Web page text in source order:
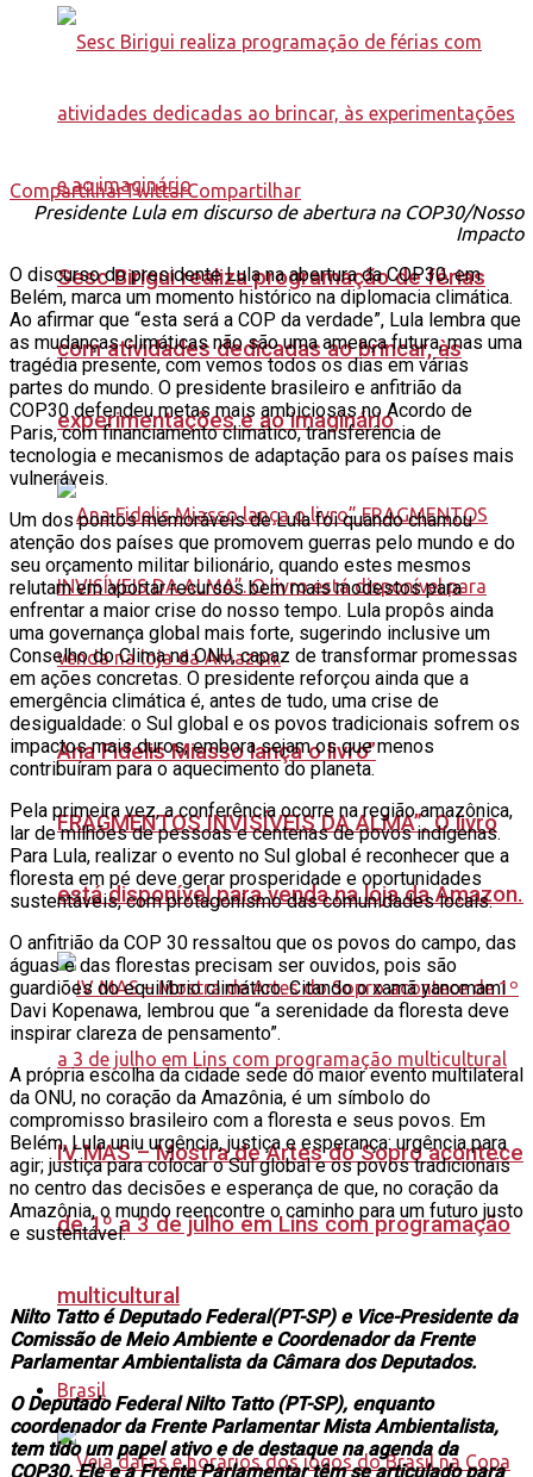
Sesc Birigui realiza programação de férias
com atividades dedicadas ao brincar, às
experimentações e ao imaginário
Ana Fidelis Miasso lança o livro”
FRAGMENTOS INVISÍVEIS DA ALMA”. O livro
está disponível para venda na loja da Amazon.
IV MAS – Mostra de Artes do Sopro acontece
de 1º a 3 de julho em Lins com programação
multicultural
Brasil
CompartilharTwittarCompartilhar
Presidente Lula em discurso de abertura na COP30/Nosso
Impacto
O discurso do presidente Lula na abertura da COP30, em
Belém, marca um momento histórico na diplomacia climática.
Ao afirmar que “esta será a COP da verdade”, Lula lembra que
as mudanças climáticas não são uma ameaça futura, mas uma
tragédia presente, com vemos todos os dias em várias
partes do mundo. O presidente brasileiro e anfitrião da
COP30 defendeu metas mais ambiciosas no Acordo de
Paris, com financiamento climático, transferência de
tecnologia e mecanismos de adaptação para os países mais
vulneráveis.
Um dos pontos memoráveis de Lula foi quando chamou
atenção dos países que promovem guerras pelo mundo e do
seu orçamento militar bilionário, quando estes mesmos
relutam em aportar recursos bem mais modestos para
enfrentar a maior crise do nosso tempo. Lula propôs ainda
uma governança global mais forte, sugerindo inclusive um
Conselho do Clima na ONU, capaz de transformar promessas
em ações concretas. O presidente reforçou ainda que a
emergência climática é, antes de tudo, uma crise de
desigualdade: o Sul global e os povos tradicionais sofrem os
impactos mais duros, embora sejam os que menos
contribuíram para o aquecimento do planeta.
Pela primeira vez, a conferência ocorre na região amazônica,
lar de milhões de pessoas e centenas de povos indígenas.
Para Lula, realizar o evento no Sul global é reconhecer que a
floresta em pé deve gerar prosperidade e oportunidades
sustentáveis, com protagonismo das comunidades locais.
O anfitrião da COP 30 ressaltou que os povos do campo, das
águas e das florestas precisam ser ouvidos, pois são
guardiões do equilíbrio climático. Citando o xamã yanomami
Davi Kopenawa, lembrou que “a serenidade da floresta deve
inspirar clareza de pensamento”.
A própria escolha da cidade sede do maior evento multilateral
da ONU, no coração da Amazônia, é um símbolo do
compromisso brasileiro com a floresta e seus povos. Em
Belém, Lula uniu urgência, justiça e esperança: urgência para
agir; justiça para colocar o Sul global e os povos tradicionais
no centro das decisões e esperança de que, no coração da
Amazônia, o mundo reencontre o caminho para um futuro justo
e sustentável.
Nilto Tatto é Deputado Federal(PT-SP) e Vice-Presidente da
Comissão de Meio Ambiente e Coordenador da Frente
Parlamentar Ambientalista da Câmara dos Deputados.
O Deputado Federal Nilto Tatto (PT-SP), enquanto
coordenador da Frente Parlamentar Mista Ambientalista,
tem tido um papel ativo e de destaque na agenda da
COP30. Ele e a Frente Parlamentar têm se articulado para